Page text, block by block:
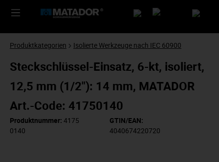
Produktkategorien Isolierte Werkzeuge nach IEC 60900
Steckschlüssel-Einsatz, 6-kt, isoliert,
12,5 mm (1/2"): 14 mm, MATADOR
Art.-Code: 41750140
Produktnummer: 4175
0140
GTIN/EAN:
4040674220720